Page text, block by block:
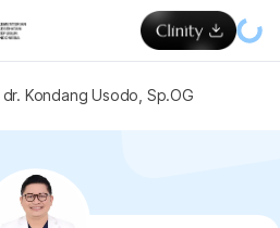
dr. Kondang Usodo, Sp.OG